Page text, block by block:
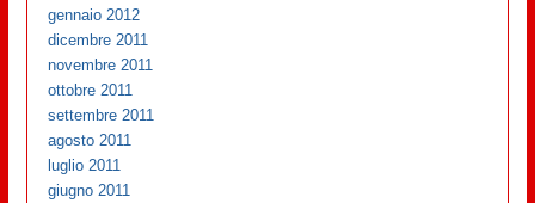
gennaio 2012
dicembre 2011
novembre 2011
ottobre 2011
settembre 2011
agosto 2011
luglio 2011
giugno 2011